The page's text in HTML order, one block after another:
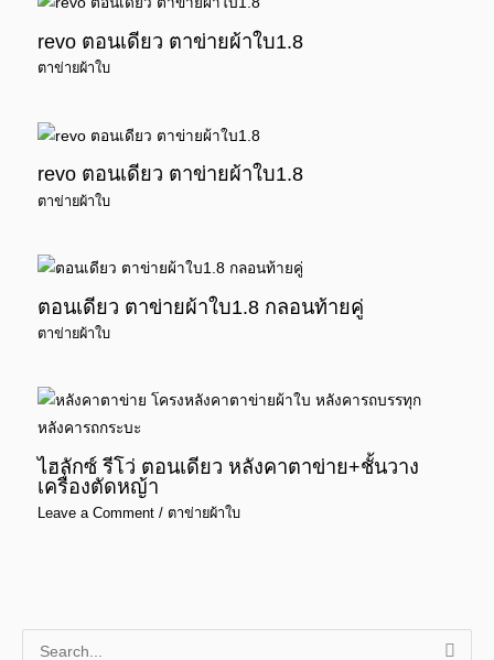
revo ตอนเดียว ตาข่ายผ้าใบ1.8
ตาข่ายผ้าใบ
revo ตอนเดียว ตาข่ายผ้าใบ1.8
ตาข่ายผ้าใบ
ตอนเดียว ตาข่ายผ้าใบ1.8 กลอนท้ายคู่
ตาข่ายผ้าใบ
ไฮลักซ์ รีโว่ ตอนเดียว หลังคาตาข่าย+ชั้นวาง
เครื่องตัดหญ้า
Leave a Comment / ตาข่ายผ้าใบ